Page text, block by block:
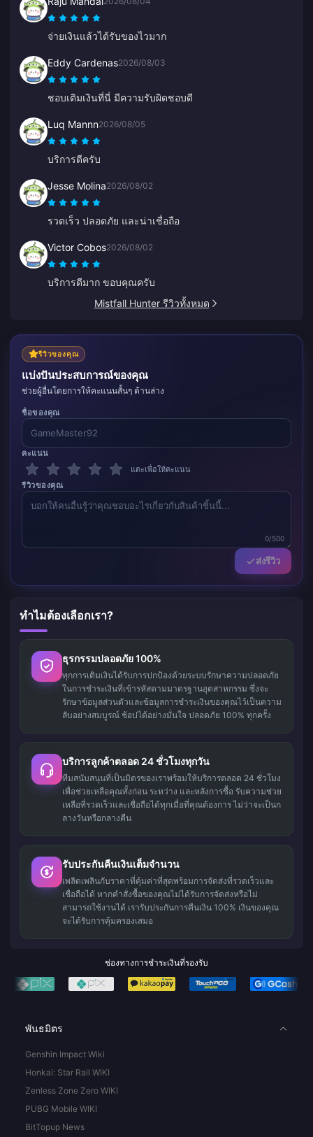
จ่ายเงินแล้วได้รับของไวมาก
Eddy Cardenas2026/08/03
ชอบเติมเงินที่นี่ มีความรับผิดชอบดี
Luq Mannn2026/08/05
บริการดีครับ
Jesse Molina2026/08/02
รวดเร็ว ปลอดภัย และน่าเชื่อถือ
Victor Cobos2026/08/02
บริการดีมาก ขอบคุณครับ
Mistfall Hunter รีวิวทั้งหมด
รีวิวของคุณ
แบ่งปันประสบการณ์ของคุณ
ช่วยผู้อื่นโดยการให้คะแนนสั้นๆ ด้านล่าง
ชื่อของคุณ
คะแนน
แตะเพื่อให้คะแนน
รีวิวของคุณ
0/500
ส่งรีวิว
ทำไมต้องเลือกเรา?
ธุรกรรมปลอดภัย 100%
ทุกการเติมเงินได้รับการปกป้องด้วยระบบรักษาความปลอดภัย
ในการชำระเงินที่เข้ารหัสตามมาตรฐานอุตสาหกรรม ซึ่งจะ
รักษาข้อมูลส่วนตัวและข้อมูลการชำระเงินของคุณไว้เป็นความ
ลับอย่างสมบูรณ์ ช้อปได้อย่างมั่นใจ ปลอดภัย 100% ทุกครั้ง
บริการลูกค้าตลอด 24 ชั่วโมงทุกวัน
ทีมสนับสนุนที่เป็นมิตรของเราพร้อมให้บริการตลอด 24 ชั่วโมง
เพื่อช่วยเหลือคุณทั้งก่อน ระหว่าง และหลังการซื้อ รับความช่วย
เหลือที่รวดเร็วและเชื่อถือได้ทุกเมื่อที่คุณต้องการ ไม่ว่าจะเป็นก
ลางวันหรือกลางคืน
รับประกันคืนเงินเต็มจำนวน
เพลิดเพลินกับราคาที่คุ้มค่าที่สุดพร้อมการจัดส่งที่รวดเร็วและ
เชื่อถือได้ หากคำสั่งซื้อของคุณไม่ได้รับการจัดส่งหรือไม่
สามารถใช้งานได้ เรารับประกันการคืนเงิน 100% เงินของคุณ
จะได้รับการคุ้มครองเสมอ
ช่องทางการชำระเงินที่รองรับ
พันธมิตร
Genshin Impact Wiki
Honkai: Star Rail WIKI
Zenless Zone Zero WIKI
PUBG Mobile WIKI
BitTopup News